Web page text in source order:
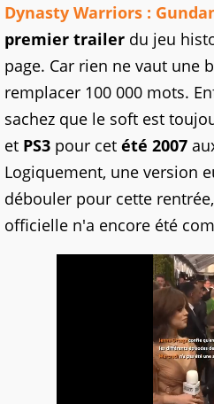
Dynasty Warriors :
premier trailer du jeu
page. Car rien ne vaut une
remplacer 100 000 mots.
sachez que le soft est
et PS3 pour cet été 2007
Logiquement, une version
débouler pour cette
officielle n'a encore été